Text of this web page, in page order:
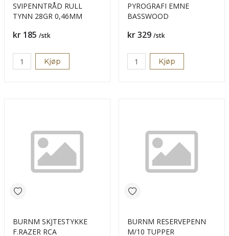
SVIPENNTRÅD RULL
TYNN 28GR 0,46MM
Pris
kr 185 /stk
Kjøp
PYROGRAFI EMNE
BASSWOOD
Pris
kr 329 /stk
Kjøp
BURNM SKJTESTYKKE
F.RAZER RCA
BURNM RESERVEPENN
M/10 TUPPER